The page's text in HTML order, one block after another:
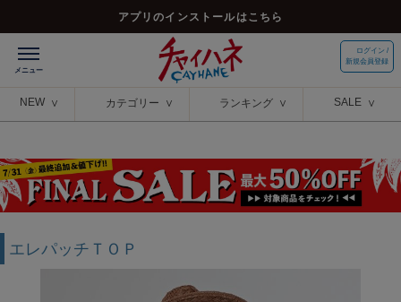
アプリのインストールはこちら
ログイン /
新規会員登録
NEW カテゴリー ランキング SALE
エレパッチＴＯＰ